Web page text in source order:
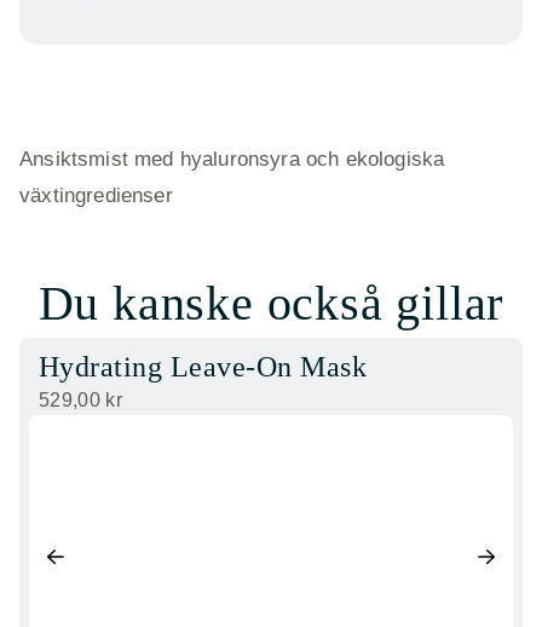
Ansiktsmist med hyaluronsyra och ekologiska
växtingredienser
Du kanske också gillar
Hydrating Leave-On Mask
529,00 kr